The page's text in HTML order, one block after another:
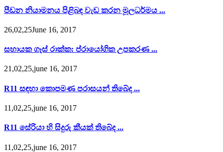
පීඩන නියාමනය පිළිබඳ වැඩ කරන මූලධර්මය ...
26,02,25June 16, 2017
සහායක ගෑස් රාක්ක: ප්රායෝගික උපකරණ ...
21,02,25,june 16, 2017
R11 සඳහා කොපමණ පරාසයන් තිබේද ...
11,02,25,june 16, 2017
R11 සේරියා හි සිදුරු කීයක් තිබේද ...
11,02,25,june 16, 2017